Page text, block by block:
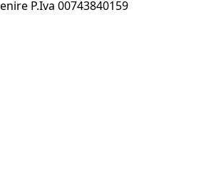
P.Iva 00743840159